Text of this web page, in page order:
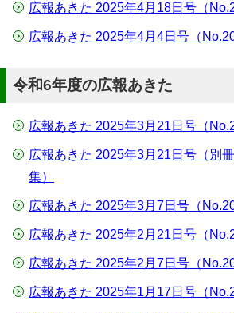
広報あきた 2025年4月18日号（
広報あきた 2025年4月4日号（
令和6年度の広報あきた
広報あきた 2025年3月21日号（
広報あきた 2025年3月21日号（別
集）
広報あきた 2025年3月7日号（
広報あきた 2025年2月21日号（
広報あきた 2025年2月7日号（
広報あきた 2025年1月17日号（